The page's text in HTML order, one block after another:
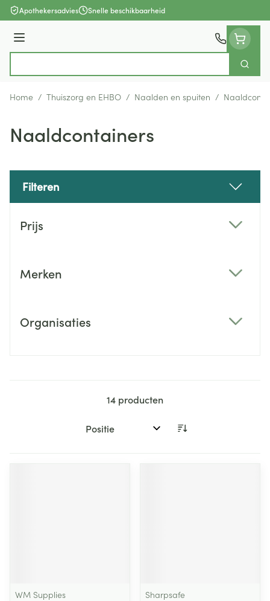
Ga naar de inhoud
Apothekersadvies Snelle beschikbaarheid
Menu
Zoek
Home / Thuiszorg en EHBO / Naalden en spuiten /
Naaldcontainers
Filteren
Prijs
Merken
Organisaties
14 producten
Sorteer op:
WM Supplies
Sharpsafe